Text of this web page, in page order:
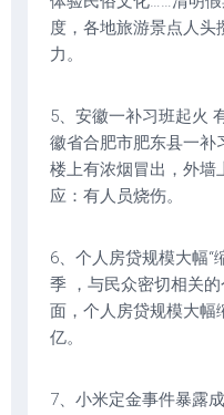
度，各地旅游景点人头
力。
5、安徽一补习班起火
徽省合肥市肥东县一补
楼上有浓烟冒出，外墙
应：有人员烧伤。
6、个人房贷规模大幅“
季 ，与民众密切相关
面，个人房贷规模大幅
亿。
7、小米定金事件暴露